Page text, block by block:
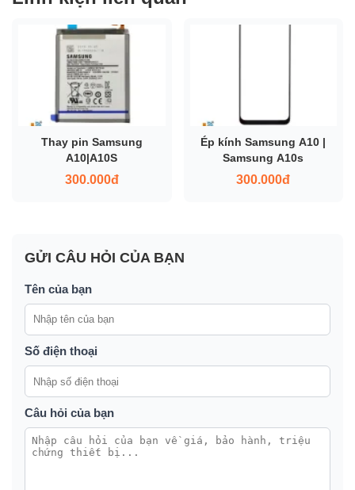
Thay pin Samsung
A10|A10S
300.000đ
Ép kính Samsung A10 |
Samsung A10s
300.000đ
GỬI CÂU HỎI CỦA BẠN
Tên của bạn
Số điện thoại
Câu hỏi của bạn